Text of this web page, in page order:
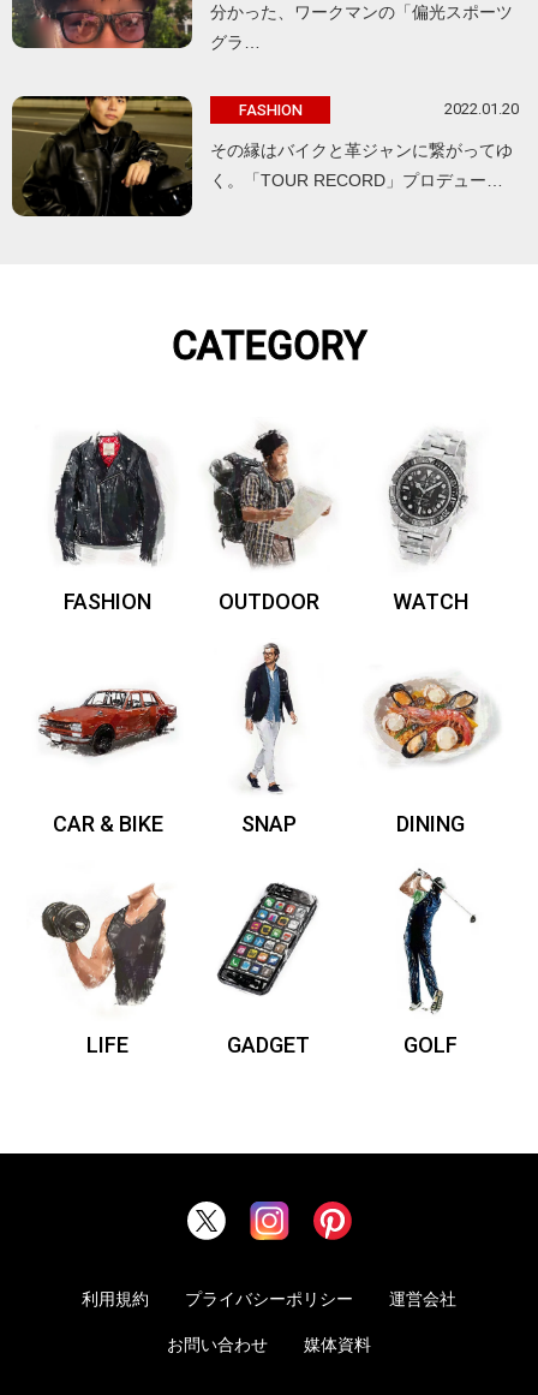
分かった、ワークマンの「偏光スポーツ
グラ…
FASHION 2022.01.20
その縁はバイクと革ジャンに繋がってゆ
く。「TOUR RECORD」プロデュー…
CATEGORY
FASHION OUTDOOR WATCH
CAR & BIKE SNAP DINING
LIFE GADGET GOLF
利用規約 プライバシーポリシー 運営会社
お問い合わせ 媒体資料